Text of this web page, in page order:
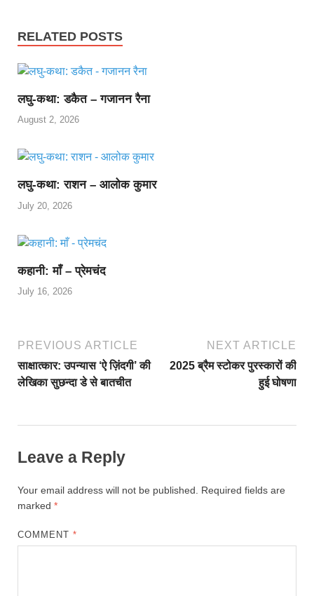
RELATED POSTS
लघु-कथा: डकैत – गजानन रैना
August 2, 2026
लघु-कथा: राशन – आलोक कुमार
July 20, 2026
कहानी: माँ – प्रेमचंद
July 16, 2026
PREVIOUS ARTICLE
साक्षात्कार: उपन्यास ‘ऐ ज़िंदगी’ की
लेखिका सुछन्दा डे से बातचीत
NEXT ARTICLE
2025 ब्रैम स्टोकर पुरस्कारों की
हुई घोषणा
Leave a Reply
Your email address will not be published.
Required fields are
marked *
COMMENT*